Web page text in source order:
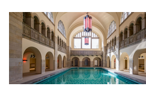
Zum
Haupt-
Inhalt
springen